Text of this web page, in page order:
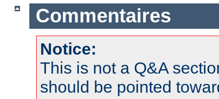
Commentaires
Notice:
This is not a Q&A
should be pointed